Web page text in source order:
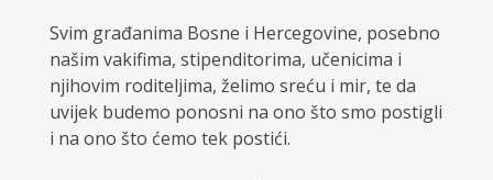
Svim građanima Bosne i Hercegovine, posebno
našim vakifima, stipenditorima, učenicima i
njihovim roditeljima, želimo sreću i mir, te da
uvijek budemo ponosni na ono što smo postigli
i na ono što ćemo tek postići.